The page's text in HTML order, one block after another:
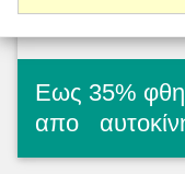
Εως 35%
απο